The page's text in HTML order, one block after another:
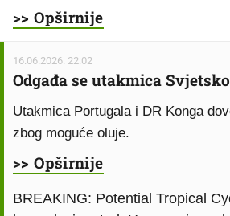
>> Opširnije
16.06.2026. 22:02
Odgađa se utakmica
Utakmica Portugala i DR Konga
zbog moguće oluje.
>> Opširnije
BREAKING: Potential Tropical